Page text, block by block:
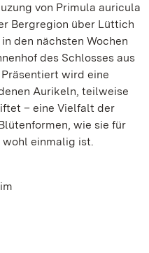
von Primula auricula
Bergregion über Lüttich
den nächsten Wochen
des Schlosses aus
wird eine
Aurikeln, teilweise
– eine Vielfalt der
wie sie für
einmalig ist.